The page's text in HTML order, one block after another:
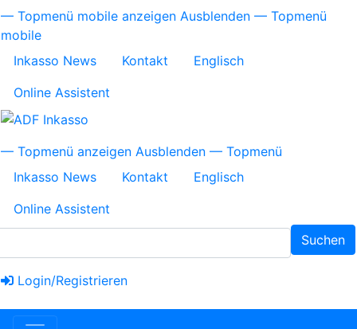
Direkt
zum
Topmenü
mobile
— Topmenü mobile anzeigen Ausblenden — Topmenü
mobile
Inkasso News
Kontakt
Englisch
Online Assistent
Topmenü
— Topmenü anzeigen Ausblenden — Topmenü
Inkasso News
Kontakt
Englisch
Online Assistent
Suchen
Login/Registrieren